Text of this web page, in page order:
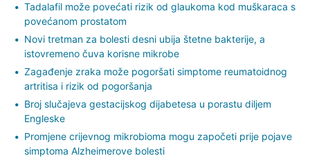
Tadalafil može povećati rizik od glaukoma kod muškaraca s
povećanom prostatom
Novi tretman za bolesti desni ubija štetne bakterije, a
istovremeno čuva korisne mikrobe
Zagađenje zraka može pogoršati simptome reumatoidnog
artritisa i rizik od pogoršanja
Broj slučajeva gestacijskog dijabetesa u porastu diljem
Engleske
Promjene crijevnog mikrobioma mogu započeti prije pojave
simptoma Alzheimerove bolesti